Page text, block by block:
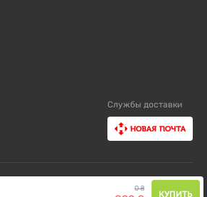
0₴
КУПИТЬ
Службы доставки
- 2026 / Все права защищены